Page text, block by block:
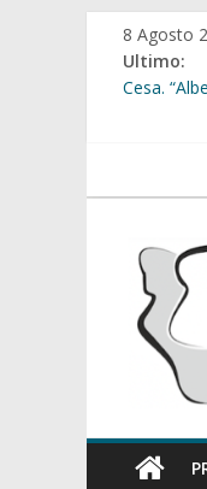
Salta
contenuto
8 Agosto
Ultimo:
Cesa.